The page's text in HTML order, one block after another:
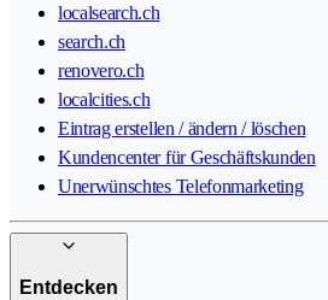
localsearch.ch
search.ch
renovero.ch
localcities.ch
Eintrag erstellen / ändern / löschen
Kundencenter für Geschäftskunden
Unerwünschtes Telefonmarketing
Entdecken